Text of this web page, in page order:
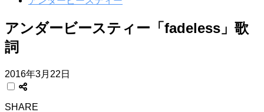
アンダービースティー「fadeless」歌
詞
2016年3月22日
SHARE